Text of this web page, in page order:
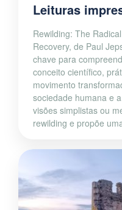
Leituras
Rewilding: The
Recovery, de Paul
chave para
conceito científico,
movimento
sociedade humana e
visões simplistas ou
rewilding e propõe